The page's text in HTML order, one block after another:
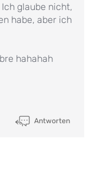
glaube nicht,
habe, aber ich
hahahah
Antworten